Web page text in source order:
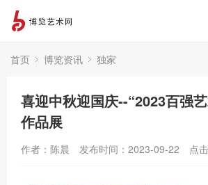
首页 博览资讯 独家
喜迎中秋迎国庆--“2023百强
作品展
作者：陈晨 发布时间：2023-09-22 点